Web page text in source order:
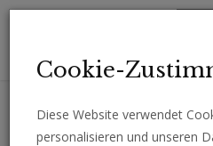
Cookie-
Diese Website verwendet
personalisieren und unseren